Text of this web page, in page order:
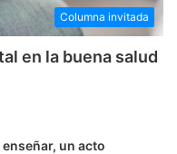
Columna invitada
en la buena salud
un acto